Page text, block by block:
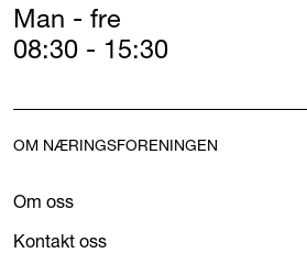
Man - fre
08:30 - 15:30
OM NÆRINGSFORENINGEN
Om oss
Kontakt oss